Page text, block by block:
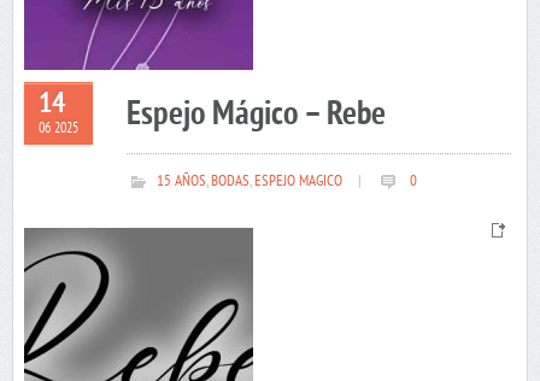
14
06 2025 Espejo Mágico – Rebe
15 AÑOS,BODAS,ESPEJO MAGICO 0